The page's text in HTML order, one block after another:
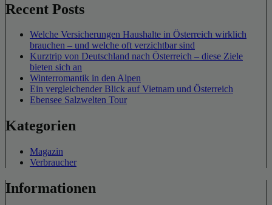
Recent Posts
Welche Versicherungen Haushalte in Österreich wirklich
brauchen – und welche oft verzichtbar sind
Kurztrip von Deutschland nach Österreich – diese Ziele
bieten sich an
Winterromantik in den Alpen
Ein vergleichender Blick auf Vietnam und Österreich
Ebensee Salzwelten Tour
Kategorien
Magazin
Verbraucher
Informationen